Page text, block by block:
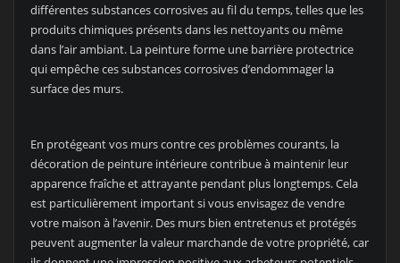
différentes substances corrosives au fil du temps, telles que les
produits chimiques présents dans les nettoyants ou même
dans l’air ambiant. La peinture forme une barrière protectrice
qui empêche ces substances corrosives d’endommager la
surface des murs.
En protégeant vos murs contre ces problèmes courants, la
décoration de peinture intérieure contribue à maintenir leur
apparence fraîche et attrayante pendant plus longtemps. Cela
est particulièrement important si vous envisagez de vendre
votre maison à l’avenir. Des murs bien entretenus et protégés
peuvent augmenter la valeur marchande de votre propriété, car